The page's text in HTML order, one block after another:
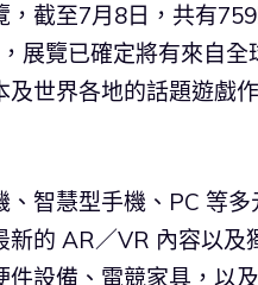
，截至7月8日，共有
展覽已確定將有來自
世界各地的話題遊戲
、智慧型手機、PC 等
新的 AR／VR 內容以
件設備、電競家具，以